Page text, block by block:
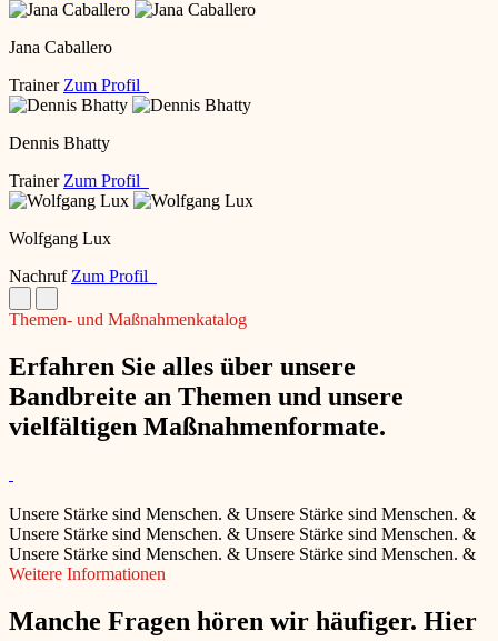
Jana Caballero
Trainer Zum Profil
Dennis Bhatty
Trainer Zum Profil
Wolfgang Lux
Nachruf Zum Profil
Themen- und Maßnahmenkatalog
Erfahren Sie alles über unsere
Bandbreite an Themen und unsere
vielfältigen Maßnahmenformate.
Unsere Stärke sind Menschen. & Unsere Stärke sind Menschen. &
Unsere Stärke sind Menschen. & Unsere Stärke sind Menschen. &
Unsere Stärke sind Menschen. & Unsere Stärke sind Menschen. &
Weitere Informationen
Manche Fragen hören wir häufiger. Hier